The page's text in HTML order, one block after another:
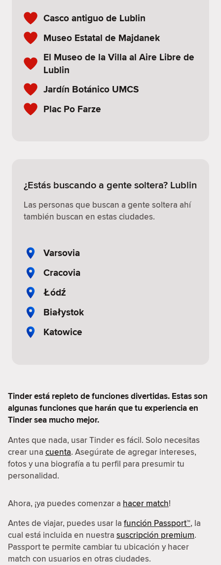
Casco antiguo de Lublin
Museo Estatal de Majdanek
El Museo de la Villa al Aire Libre de
Lublin
Jardín Botánico UMCS
Plac Po Farze
¿Estás buscando a gente soltera? Lublin
Las personas que buscan a gente soltera ahí
también buscan en estas ciudades.
Varsovia
Cracovia
Łódź
Białystok
Katowice
Tinder está repleto de funciones divertidas. Estas son
algunas funciones que harán que tu experiencia en
Tinder sea mucho mejor.
Antes que nada, usar Tinder es fácil. Solo necesitas
crear una cuenta. Asegúrate de agregar intereses,
fotos y una biografía a tu perfil para presumir tu
personalidad.
Ahora, ¡ya puedes comenzar a hacer match!
Antes de viajar, puedes usar la función Passport™, la
cual está incluida en nuestra suscripción premium.
Passport te permite cambiar tu ubicación y hacer
match con usuarios en otras ciudades.